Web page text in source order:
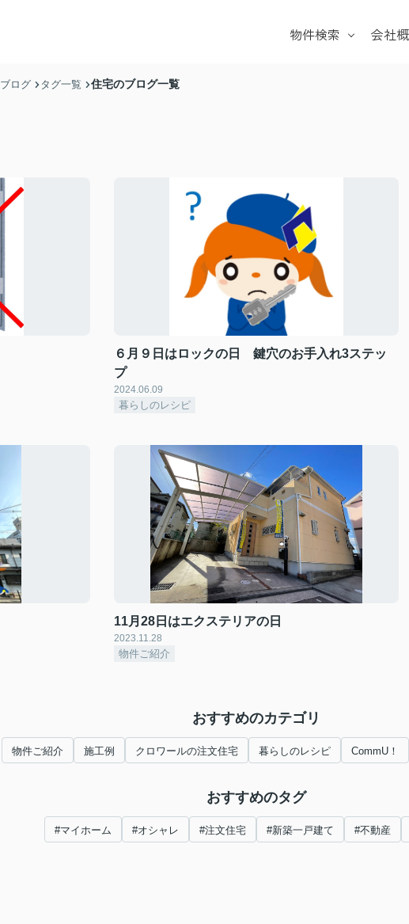
物件検索 会社
ブログ タグ一覧 住宅のブログ一覧
６月９日はロックの日 鍵穴のお手入れ3ステッ
プ
2024.06.09
暮らしのレシピ
11月28日はエクステリアの日
2023.11.28
物件ご紹介
おすすめのカテゴリ
物件ご紹介 施工例 クロワールの注文住宅 暮らしのレシピ CommU！
おすすめのタグ
#マイホーム #オシャレ #注文住宅 #新築一戸建て #不動産